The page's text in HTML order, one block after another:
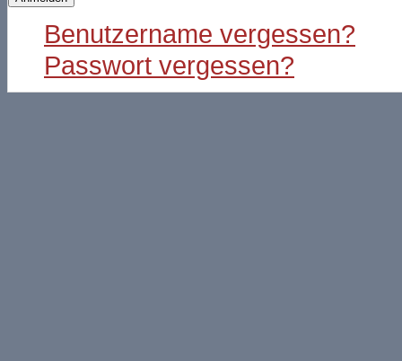
Benutzername vergessen?
Passwort vergessen?